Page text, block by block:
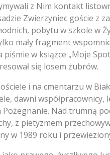
z Nim kontakt
Zwierzyniec goście z
pobytu w szkole w
mały fragment
w książce „Moje
się losem żubrów.
i na cmentarzu w
dawni
Nad trumną
z pietyzmem
w 1989 roku i